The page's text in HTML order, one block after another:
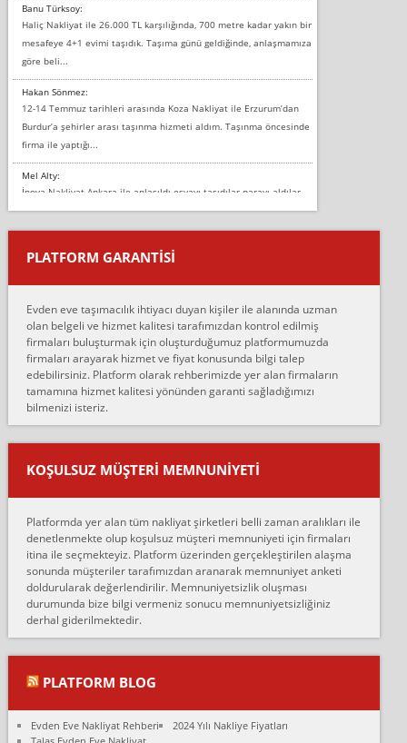
Banu Türksoy:
Haliç Nakliyat ile 26.000 TL karşılığında, 700 metre kadar yakın bir
mesafeye 4+1 evimi taşıdık. Taşıma günü geldiğinde, anlaşmamıza
göre beli...
Hakan Sönmez:
12-14 Temmuz tarihleri arasında Koza Nakliyat ile Erzurum’dan
Burdur’a şehirler arası taşınma hizmeti aldım. Taşınma öncesinde
firma ile yaptığı...
Mel Alty:
İnova Nakliyat Ankara ile anlaşıldı eşyayı taşıdılar parayı aldılar.
Salon duvarına bir baktım birisi boydan alüminyum renkli bantı
yapıştırm...
Murat:
çalıştıklarını, müş...
Ahmet:
Lüleburgaz güngünes evden eve naklyat eşyalarımı taşımak için
anlaştık sabah eve geldiklerinde de eşyalarımı düzgün şekilde
sarcaz demelerine r...
mehmet güldü:
Ankara ALİCANLAR NAKLİYAT Tutarsız ve ticari ahlak problemleri
var verdikleri fiyat teklifini arttırdılar. Sonrasında taşıma gününde
oldukça tutarsı...
Ankara Alicanlar naklyat tel 5465524025. 2600 TL'ye ankaradan
Konya ya Alicanlar naklyat la anlaştık bu şahıs evin taşınacağı gün
fiyatın mazoto gele...
Fatih kokmese:
Diyarbakır dan eşyamı getirtmek için anlaştım sözleşme yaptım.
Son anda fiyat artırdılar.. mecburiyetten tasittim.. bu kişiler ağrılı
Ali:
olduk. Asansörlü dediler sonra uraya asansör kurulmaz dediler
fark istediler. ortada asa...
PLATFORM GARANTİSİ
Evden eve taşımacılık ihtiyacı duyan kişiler ile alanında uzman
olan belgeli ve hizmet kalitesi tarafımızdan kontrol edilmiş
firmaları buluşturmak için oluşturduğumuz platformumuzda
firmaları arayarak hizmet ve fiyat konusunda bilgi talep
edebilirsiniz. Platform olarak rehberimizde yer alan firmaların
tamamına hizmet kalitesi yönünden garanti sağladığımızı
bilmenizi isteriz.
KOŞULSUZ MÜŞTERI MEMNUNIYETI
Platformda yer alan tüm nakliyat şirketleri belli zaman aralıkları ile
denetlenmekte olup koşulsuz müşteri memnuniyeti için firmaları
itina ile seçmekteyiz. Platform üzerinden gerçekleştirilen alaşma
sonunda müşteriler tarafımızdan aranarak memnuniyet anketi
doldurularak değerlendirilir. Memnuniyetsizlik oluşması
durumunda bize bilgi vermeniz sonucu memnuniyetsizliğiniz
derhal giderilmektedir.
PLATFORM BLOG
Evden Eve Nakliyat Rehberi
2024 Yılı Nakliye Fiyatları